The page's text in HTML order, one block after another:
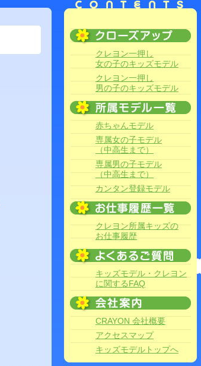
クレヨン一押し
女の子のキッズモデル
クレヨン一押し
男の子のキッズモデル
赤ちゃんモデル
専属女の子モデル
（中高生まで）
専属男の子モデル
（中高生まで）
カンタン登録モデル
クレヨン所属キッズの
お仕事履歴
キッズモデル・クレヨン
に関するFAQ
CRAYON 会社概要
アクセスマップ
キッズモデルトップへ